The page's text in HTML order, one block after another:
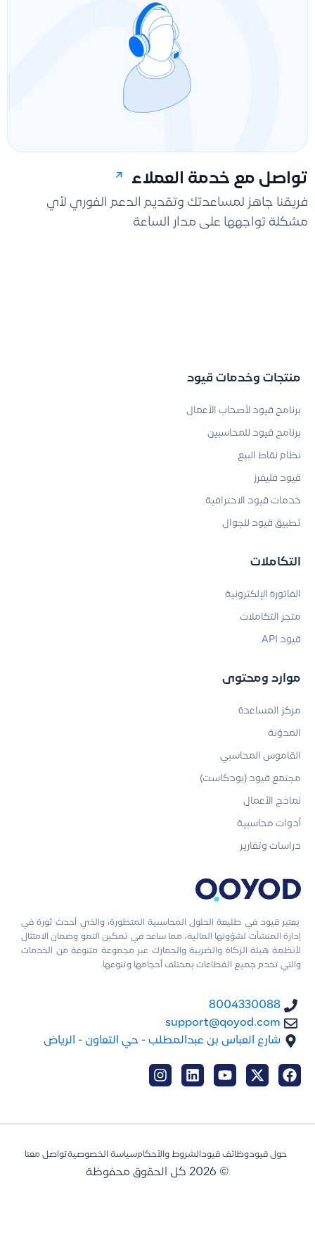
تواصل مع خدمة العملاء
فريقنا جاهز لمساعدتك وتقديم الدعم الفوري لأي
مشكلة تواجهها على مدار الساعة
يعتبر قيود في طليعة الحلول المحاسبية المتطورة، والذي أحدث ثورة في
إدارة المنشآت لشؤونها المالية، مما ساعد في تمكين النمو وضمان الامتثال
لأنظمة هيئة الزكاة والضريبة والجمارك عبر مجموعة متنوعة من الخدمات
والتي تخدم جميع القطاعات بمختلف أحجامها وتنوعها.
8004330088
support@qoyod.com
شارع العباس بن عبدالمطلب - حي التعاون - الرياض
منتجات وخدمات قيود
برنامج قيود لأصحاب الأعمال
برنامج قيود للمحاسبين
نظام نقاط البيع
قيود فليفرز
خدمات قيود الاحترافية
تطبيق قيود للجوال
التكاملات
الفاتورة الإلكترونية
متجر التكاملات
قيود API
موارد ومحتوى
مركز المساعدة
المدوّنة
القاموس المحاسبي
مجتمع قيود (بودكاست)
نماذج الأعمال
أدوات محاسبية
دراسات وتقارير
حول قيودوظائف قيود الشروط والأحكامسياسة الخصوصيةتواصل معنا
© 2026 كل الحقوق محفوظة